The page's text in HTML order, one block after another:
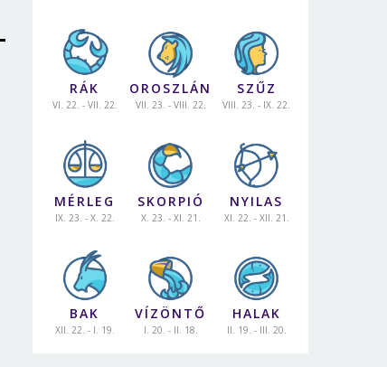
RÁK
VI. 22. - VII. 22.
OROSZLÁN
VII. 23. - VIII. 22.
SZŰZ
VIII. 23. - IX. 22.
MÉRLEG
IX. 23. - X. 22.
SKORPIÓ
X. 23. - XI. 21.
NYILAS
XI. 22. - XII. 21.
BAK
XII. 22. - I. 19.
VÍZÖNTŐ
I. 20. - II. 18.
HALAK
II. 19. - III. 20.